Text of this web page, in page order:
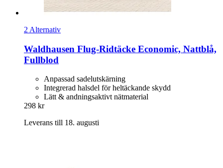
2 Alternativ
Waldhausen Flug-​Ridtäcke Economic, Nattblå,
Fullblod
Anpassad sadelutskärning
Integrerad halsdel för heltäckande skydd
Lätt & andningsaktivt nätmaterial
298 kr
Leverans till 18. augusti